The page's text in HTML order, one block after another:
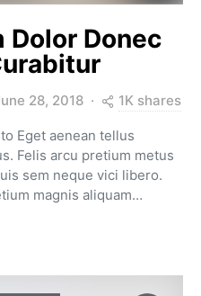
Dolor Donec
28, 2018 1K shares
Eget aenean tellus
Felis arcu pretium metus
sem neque vici libero.
magnis aliquam…